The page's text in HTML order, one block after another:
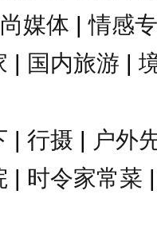
媒体 |情感
| 国内旅游 |
| 行摄 | 户外
| 时令家常菜